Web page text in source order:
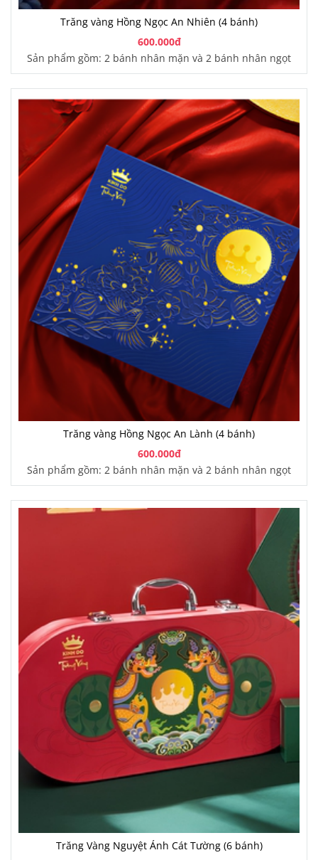
Trăng vàng Hồng Ngọc An Nhiên (4 bánh)
600.000đ
Sản phẩm gồm: 2 bánh nhân mặn và 2 bánh nhân ngọt
Trăng vàng Hồng Ngọc An Lành (4 bánh)
600.000đ
Sản phẩm gồm: 2 bánh nhân mặn và 2 bánh nhân ngọt
Trăng Vàng Nguyệt Ánh Cát Tường (6 bánh)